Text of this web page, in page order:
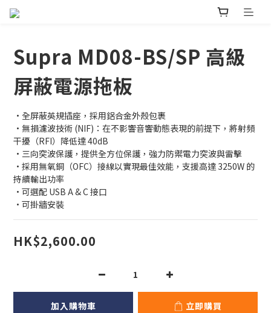
Supra MD08-BS/SP 高級
屏蔽電源拖板
•全屏蔽英規插座，採用鋁合金外殼包裹
•無損濾波技術 (NIF)：在不影響音響動態表現的前提下，將射頻
干擾（RFI）降低達 40dB
•三向突波保護，提供全方位保護，強力防禦電力突波與雷擊
•採用無氧銅（OFC）接線以實現最佳效能，支援高達 3250W 的
持續輸出功率
•可選配 USB A & C 接口
•可掛牆安裝
HK$2,600.00
加入購物車 立即購買